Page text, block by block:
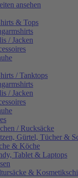
ansehen
& Tops
/ Jacken
/ Tanktops
/ Jacken
/ Rucksäcke
Gürtel, Tücher &
& Köche
Tablet & Laptops
&